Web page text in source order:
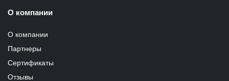
О компании
О компании
Партнеры
Сертификаты
Отзывы